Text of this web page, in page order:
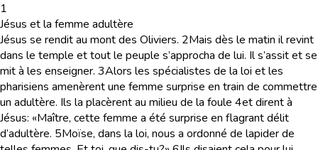
1
Jésus et la femme adultère
Jésus se rendit au mont des Oliviers. 2Mais dès le matin il revint
dans le temple et tout le peuple s’approcha de lui. Il s’assit et se
mit à les enseigner. 3Alors les spécialistes de la loi et les
pharisiens amenèrent une femme surprise en train de commettre
un adultère. Ils la placèrent au milieu de la foule 4et dirent à
Jésus: «Maître, cette femme a été surprise en flagrant délit
d’adultère. 5Moïse, dans la loi, nous a ordonné de lapider de